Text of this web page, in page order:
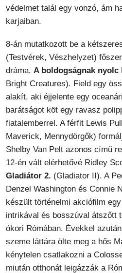
védelmet talál egy vonzó, ám
karjaiban.
8-án mutatkozott be a
(Testvérek, Vészhelyzet)
dráma, A boldogságnak nyolc
Bright Creatures). Field egy
alakít, aki éjjelente egy
barátságot köt egy ravasz
fiatalemberrel. A férfit Lewis
Maverick, Mennydörgők)
Shelby Van Pelt azonos című
12-én vált elérhetővé Ridley
Gladiátor 2. (Gladiator II). A
Denzel Washington és Connie
készült történelmi akciófilm
intrikával és bosszúval átszőtt
ókori Rómában. Évekkel
szeme láttára ölte meg a hős
kénytelen csatlakozni a
miután otthonát leigázzák a